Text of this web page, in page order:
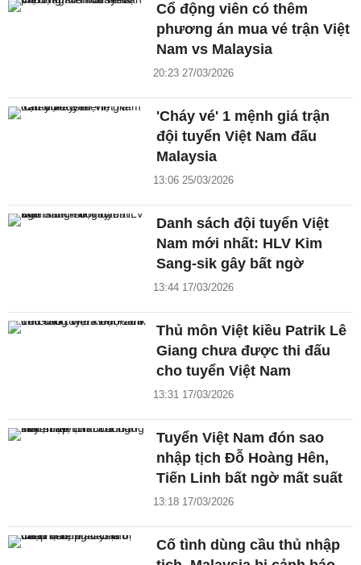
Cổ động viên có thêm
phương án mua vé trận Việt
Nam vs Malaysia
20:23 27/03/2026
'Cháy vé' 1 mệnh giá trận
đội tuyển Việt Nam đấu
Malaysia
13:06 25/03/2026
Danh sách đội tuyển Việt
Nam mới nhất: HLV Kim
Sang-sik gây bất ngờ
13:44 17/03/2026
Thủ môn Việt kiều Patrik Lê
Giang chưa được thi đấu
cho tuyển Việt Nam
13:31 17/03/2026
Tuyển Việt Nam đón sao
nhập tịch Đỗ Hoàng Hên,
Tiến Linh bất ngờ mất suất
13:18 17/03/2026
Cố tình dùng cầu thủ nhập